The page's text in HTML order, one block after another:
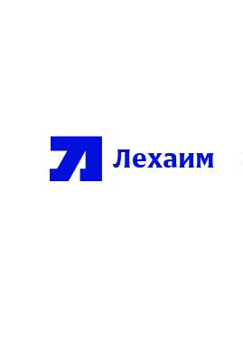
Лехаим